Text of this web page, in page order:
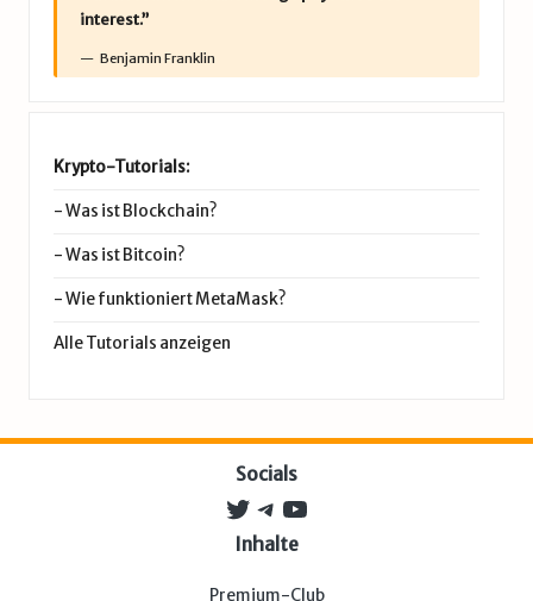
interest.”
Benjamin Franklin
Krypto-Tutorials:
-Was ist Blockchain?
-Was ist Bitcoin?
-Wie funktioniert MetaMask?
Alle Tutorials anzeigen
Socials
Twitter
Telegram
YouTube
Inhalte
Premium-Club